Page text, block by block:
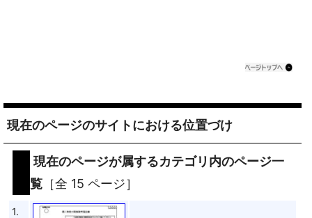
現在のページのサイトにおける位置づけ
現在のページが属するカテゴリ内のページ一
覧 ［全 15 ページ］
1.